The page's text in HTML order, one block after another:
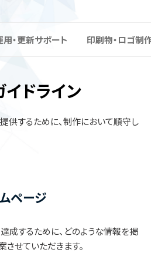
用・更新サポート 印刷物・ロゴ制
ドライン
供するために、制作において順守し
ページ
成するために、どのような情報を掲
せていただきます。